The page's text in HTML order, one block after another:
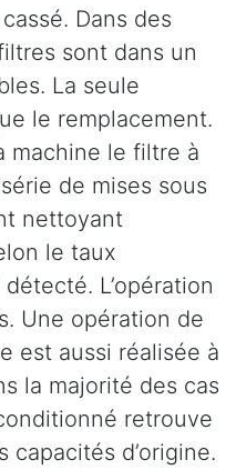
Dans des
sont dans un
La seule
le remplacement.
machine le filtre à
de mises sous
nettoyant
le taux
L’opération
Une opération de
est aussi réalisée à
la majorité des cas
retrouve
capacités d’origine.